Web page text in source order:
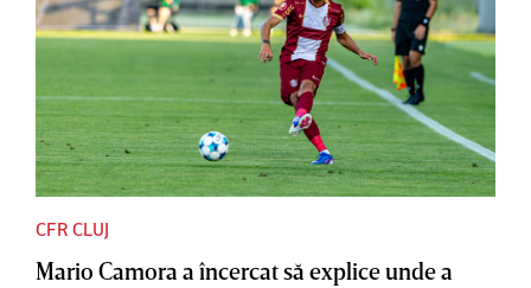
CFR CLUJ
Mario Camora a încercat să explice unde a